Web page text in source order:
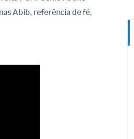
Abib, referência de fé,